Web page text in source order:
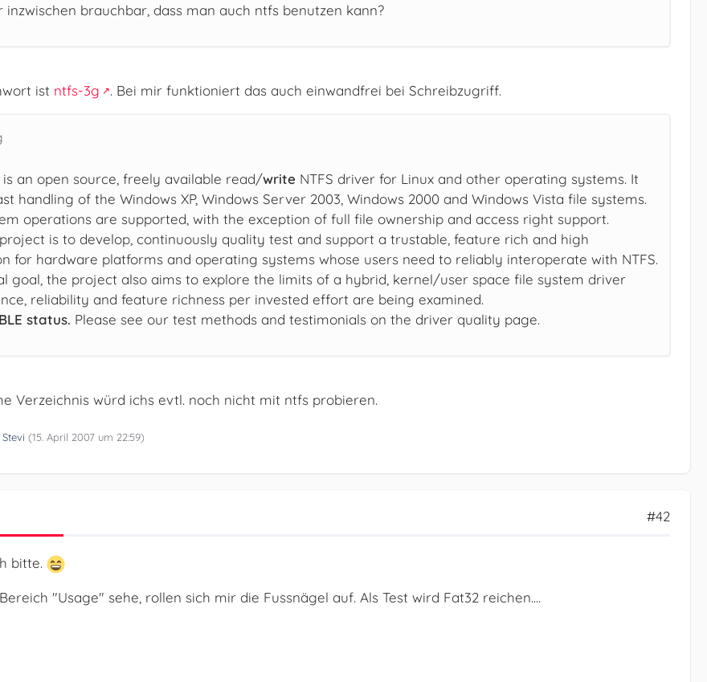
brauchbar, dass man auch ntfs benutzen kann?
ist ntfs-3g . Bei mir funktioniert das auch einwandfrei bei Schreibzugriff.
is an open source, freely available read/write NTFS driver for Linux and other operating systems. It
handling of the Windows XP, Windows Server 2003, Windows 2000 and Windows Vista file systems.
operations are supported, with the exception of full file ownership and access right support.
is to develop, continuously quality test and support a trustable, feature rich and high
for hardware platforms and operating systems whose users need to reliably interoperate with NTFS.
goal, the project also aims to explore the limits of a hybrid, kernel/user space file system driver
reliability and feature richness per invested effort are being examined.
status. Please see our test methods and testimonials on the driver quality page.
Verzeichnis würd ichs evtl. noch nicht mit ntfs probieren.
Stevi (15. April 2007 um 22:59)
#42
bitte.
"Usage" sehe, rollen sich mir die Fussnägel auf. Als Test wird Fat32 reichen....